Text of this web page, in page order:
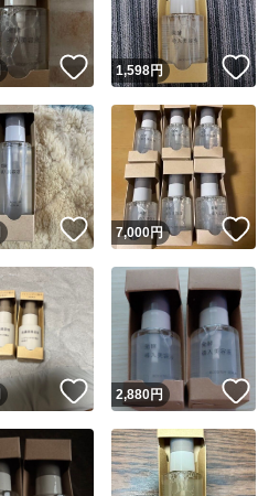
いいね！
1,598円
いいね！
7,000円
いいね！
2,880円